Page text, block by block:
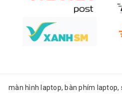
màn hình laptop, bàn phím laptop,